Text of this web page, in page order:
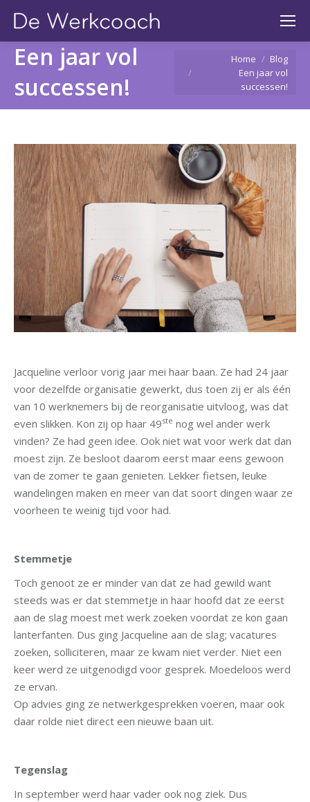
Een jaar vol
successen!
You are here:Home
Blog
Een jaar vol
successen!
Jacqueline verloor vorig jaar mei haar baan. Ze had 24 jaar
voor dezelfde organisatie gewerkt, dus toen zij er als één
van 10 werknemers bij de reorganisatie uitvloog, was dat
even slikken. Kon zij op haar 49ste nog wel ander werk
vinden? Ze had geen idee. Ook niet wat voor werk dat dan
moest zijn. Ze besloot daarom eerst maar eens gewoon
van de zomer te gaan genieten. Lekker fietsen, leuke
wandelingen maken en meer van dat soort dingen waar ze
voorheen te weinig tijd voor had.
Stemmetje
Toch genoot ze er minder van dat ze had gewild want
steeds was er dat stemmetje in haar hoofd dat ze eerst
aan de slag moest met werk zoeken voordat ze kon gaan
lanterfanten. Dus ging Jacqueline aan de slag; vacatures
zoeken, solliciteren, maar ze kwam niet verder. Niet een
keer werd ze uitgenodigd voor gesprek. Moedeloos werd
ze ervan.
Op advies ging ze netwerkgesprekken voeren, maar ook
daar rolde niet direct een nieuwe baan uit.
Tegenslag
In september werd haar vader ook nog ziek. Dus